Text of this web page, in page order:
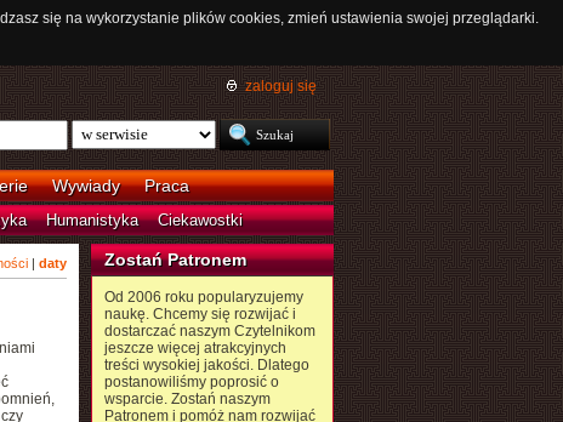
się na wykorzystanie plików cookies, zmień ustawienia swojej przeglądarki.
zaloguj się
Wywiady Praca
Humanistyka Ciekawostki
| daty Zostań Patronem
Od 2006 roku popularyzujemy
naukę. Chcemy się rozwijać i
dostarczać naszym Czytelnikom
jeszcze więcej atrakcyjnych
treści wysokiej jakości. Dlatego
postanowiliśmy poprosić o
wsparcie. Zostań naszym
Patronem i pomóż nam rozwijać